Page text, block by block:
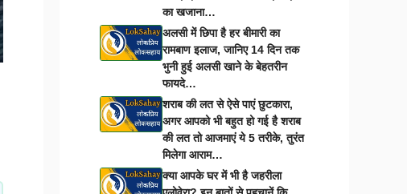
का खजाना…
अलसी में छिपा है हर बीमारी का
रामबाण इलाज, जानिए 14 दिन तक
भुनी हुई अलसी खाने के बेहतरीन
फायदे…
शराब की लत से ऐसे पाएं छुटकारा,
अगर आपको भी बहुत हो गई है शराब
की लत तो आजमाएं ये 5 तरीके, तुरंत
मिलेगा आराम…
क्या आपके घर में भी है जहरीला